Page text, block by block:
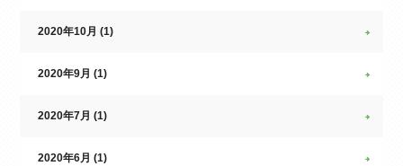
2020年10月 (1)
2020年9月 (1)
2020年7月 (1)
2020年6月 (1)